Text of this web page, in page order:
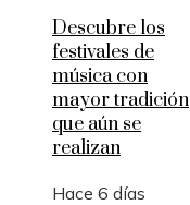
Descubre los
festivales de
música con
mayor tradición
que aún se
realizan
Hace 6 días